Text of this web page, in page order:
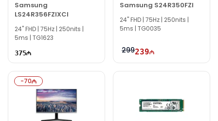
Samsung
LS24R356FZIXCI
24'' FHD | 75Hz | 250nits |
5ms | TG1623
375
Samsung S24R350FZI
24'' FHD | 75Hz | 250nits |
5ms | TG0035
299239
-70